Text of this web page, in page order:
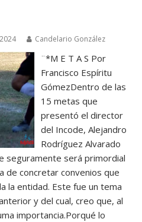
Candelario González
¨*M E T A S Por
Francisco Espíritu
GómezDentro de las
15 metas que
presentó el director
del Incode, Alejandro
Rodríguez Alvarado
seguramente será primordial
de concretar convenios que
la entidad. Este fue un tema
y del cual, creo que, al
importancia.Porqué lo